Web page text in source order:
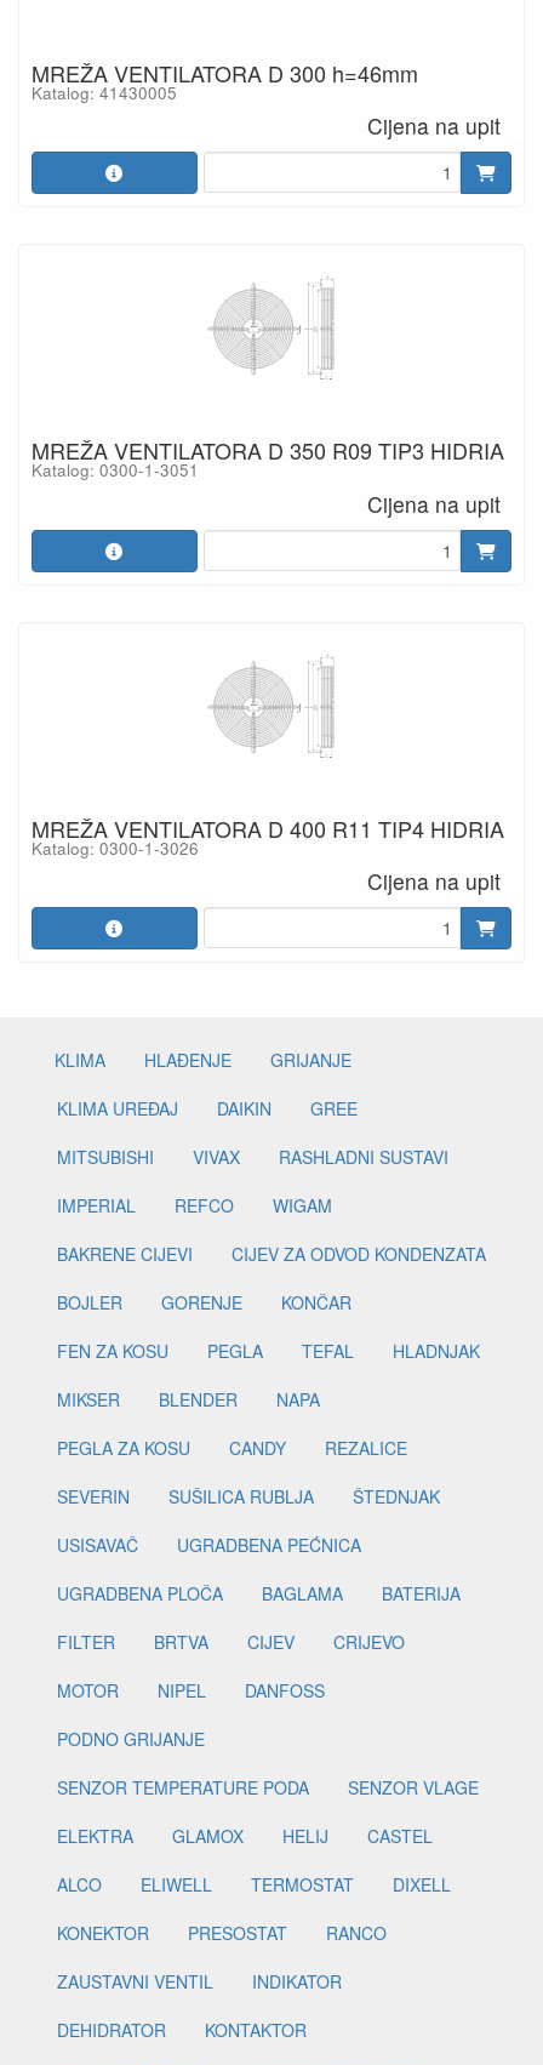
MREŽA VENTILATORA D 300 h=46mm
Katalog: 41430005
Cijena na upit
MREŽA VENTILATORA D 350 R09 TIP3 HIDRIA
Katalog: 0300-1-3051
Cijena na upit
MREŽA VENTILATORA D 400 R11 TIP4 HIDRIA
Katalog: 0300-1-3026
Cijena na upit
KLIMA HLAĐENJE
GRIJANJE
KLIMA UREĐAJ
DAIKIN
GREE
MITSUBISHI
VIVAX
RASHLADNI SUSTAVI
IMPERIAL
REFCO
WIGAM
BAKRENE CIJEVI
CIJEV ZA ODVOD KONDENZATA
BOJLER
GORENJE
KONČAR
FEN ZA KOSU
PEGLA TEFAL
HLADNJAK
MIKSER
BLENDER
NAPA
PEGLA ZA KOSU
CANDY
REZALICE
SEVERIN
SUŠILICA RUBLJA
ŠTEDNJAK
USISAVAČ
UGRADBENA PEĆNICA
UGRADBENA PLOČA
BAGLAMA
BATERIJA
FILTER
BRTVA CIJEV
CRIJEVO
MOTOR
NIPEL
DANFOSS
PODNO GRIJANJE
SENZOR TEMPERATURE PODA
SENZOR VLAGE
ELEKTRA
GLAMOX HELIJ
CASTEL
ALCO
ELIWELL TERMOSTAT
DIXELL
KONEKTOR
PRESOSTAT
RANCO
ZAUSTAVNI VENTIL
INDIKATOR
DEHIDRATOR
KONTAKTOR